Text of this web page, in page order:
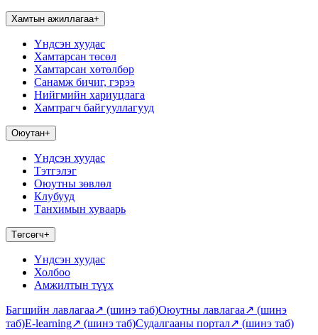
Хамтын ажиллагаа+
Үндсэн хуудас
Хамтарсан төсөл
Хамтарсан хөтөлбөр
Санамж бичиг, гэрээ
Нийгмийн хариуцлага
Хамтрагч байгууллагууд
Оюутан+
Үндсэн хуудас
Тэтгэлэг
Оюутны зөвлөл
Клубууд
Танхимын хуваарь
Төгсөгч+
Үндсэн хуудас
Холбоо
Амжилтын түүх
Багшийн лавлагаа↗ (шинэ таб)Оюутны лавлагаа↗ (шинэ
таб)E-learning↗ (шинэ таб)Судалгааны портал↗ (шинэ таб)